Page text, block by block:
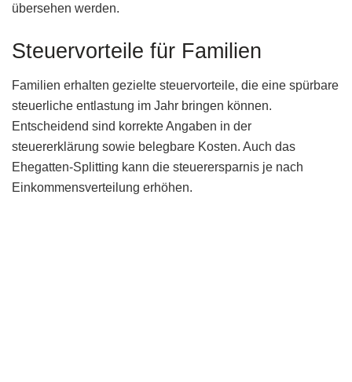
übersehen werden.
Steuervorteile für Familien
Familien erhalten gezielte steuervorteile, die eine spürbare
steuerliche entlastung im Jahr bringen können.
Entscheidend sind korrekte Angaben in der
steuererklärung sowie belegbare Kosten. Auch das
Ehegatten-Splitting kann die steuerersparnis je nach
Einkommensverteilung erhöhen.